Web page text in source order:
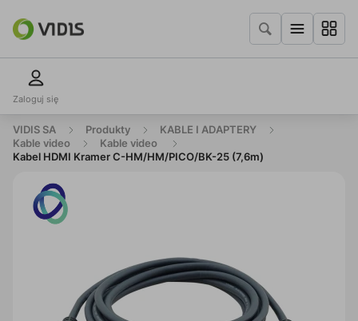
Zaloguj się
VIDIS SA Produkty
KABLE I ADAPTERY
Kable video
Kable video
Kabel HDMI Kramer C-HM/HM/PICO/BK-25 (7,6m)